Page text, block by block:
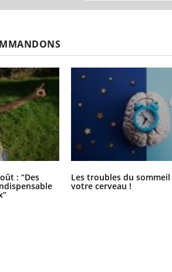
: “Des Les troubles du
votre cerveau !